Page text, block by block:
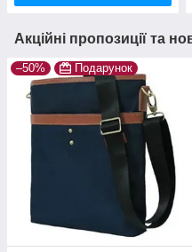
Акційні пропозиції та
–50% Подарунок